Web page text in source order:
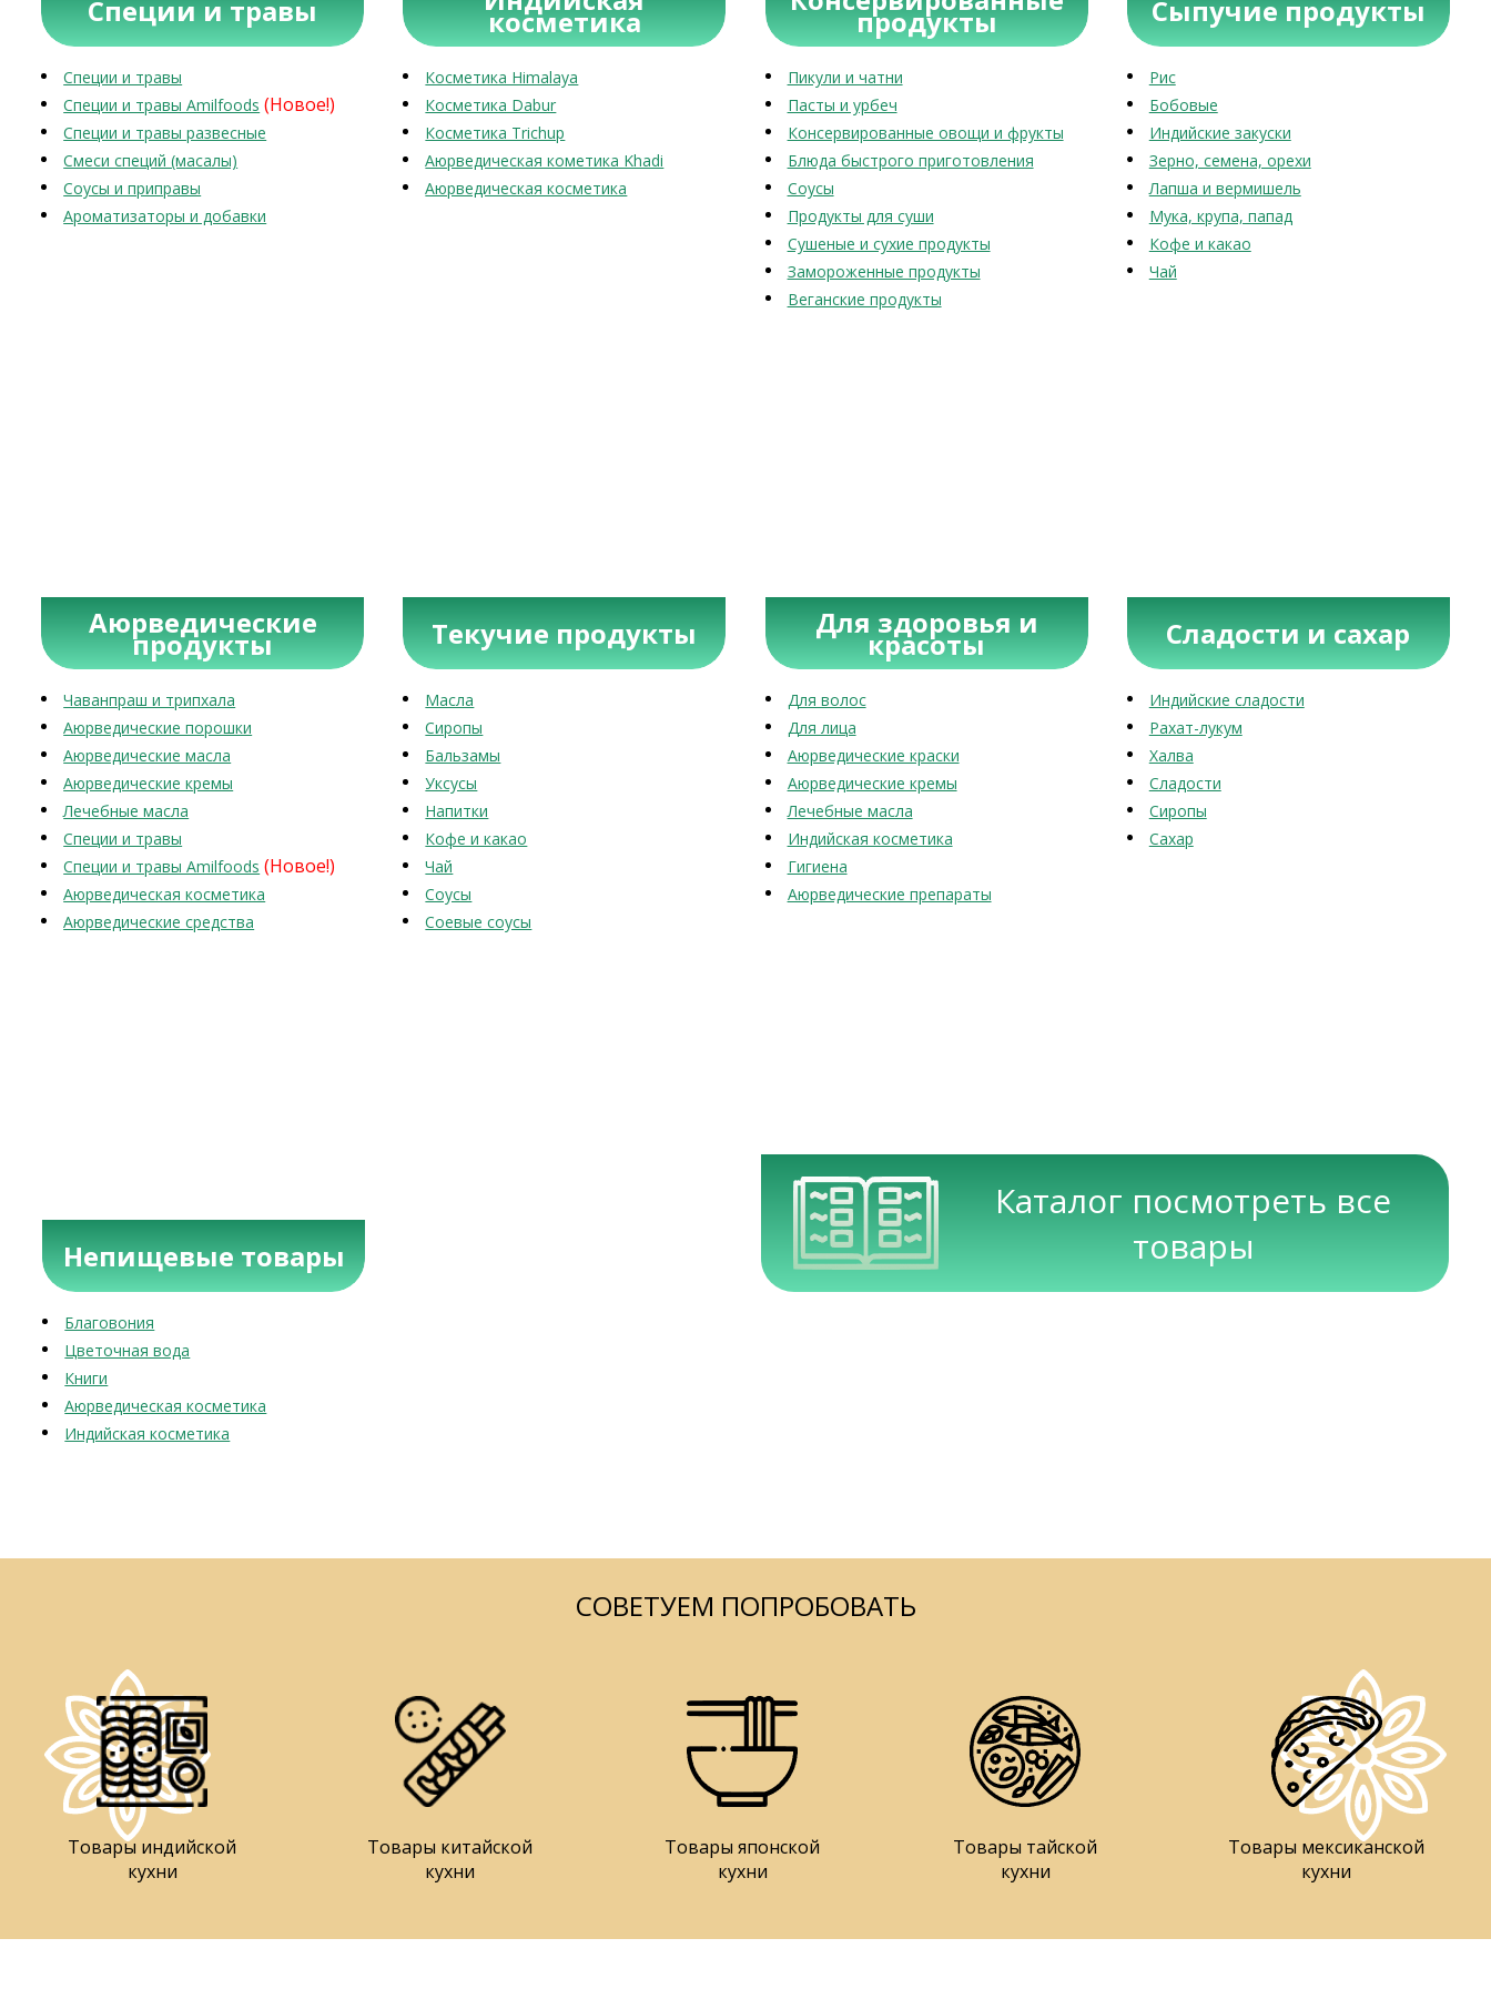
Специи и травы
Специи и травы
Специи и травы Amilfoods (Новое!)
Специи и травы развесные
Смеси специй (масалы)
Соусы и приправы
Ароматизаторы и добавки
косметика
Косметика Himalaya
Косметика Dabur
Косметика Trichup
Аюрведическая кометика Khadi
Аюрведическая косметика
продукты
Пикули и чатни
Пасты и урбеч
Консервированные овощи и фрукты
Блюда быстрого приготовления
Соусы
Продукты для суши
Сушеные и сухие продукты
Замороженные продукты
Веганские продукты
Сыпучие продукты
Рис
Бобовые
Индийские закуски
Зерно, семена, орехи
Лапша и вермишель
Мука, крупа, папад
Кофе и какао
Чай
Аюрведические
продукты
Чаванпраш и трипхала
Аюрведические порошки
Аюрведические масла
Аюрведические кремы
Лечебные масла
Специи и травы
Специи и травы Amilfoods (Новое!)
Аюрведическая косметика
Аюрведические средства
Текучие продукты
Масла
Сиропы
Бальзамы
Уксусы
Напитки
Кофе и какао
Чай
Соусы
Соевые соусы
Для здоровья и
красоты
Для волос
Для лица
Аюрведические краски
Аюрведические кремы
Лечебные масла
Индийская косметика
Гигиена
Аюрведические препараты
Сладости и сахар
Индийские сладости
Рахат-лукум
Халва
Сладости
Сиропы
Сахар
Непищевые товары
Благовония
Цветочная вода
Книги
Аюрведическая косметика
Индийская косметика
Каталог посмотреть все
товары
СОВЕТУЕМ ПОПРОБОВАТЬ
Товары индийской
кухни
Товары китайской
кухни
Товары японской
кухни
Товары тайской
кухни
Товары мексиканской
кухни